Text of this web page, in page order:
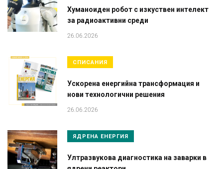
Хуманоиден робот с изкуствен интелект
за радиоактивни среди
26.06.2026
СПИСАНИЯ
Ускорена енергийна трансформация и
нови технологични решения
26.06.2026
ЯДРЕНА ЕНЕРГИЯ
Ултразвукова диагностика на заварки в